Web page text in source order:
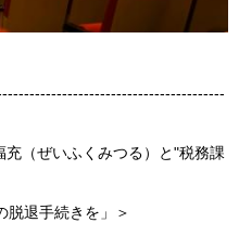
（ぜいふくみつる）と"税務課
脱退手続きを」＞